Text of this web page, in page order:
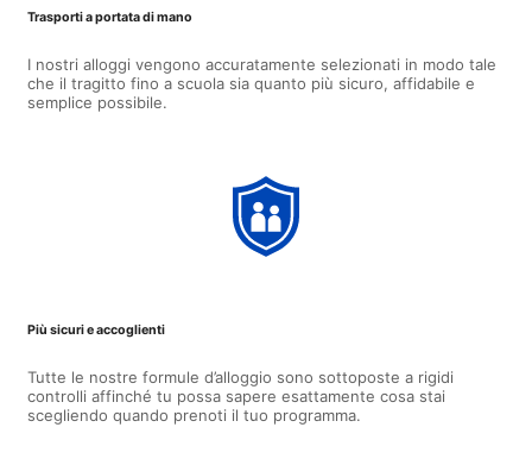
Trasporti a portata di mano
I nostri alloggi vengono accuratamente selezionati in modo tale
che il tragitto fino a scuola sia quanto più sicuro, affidabile e
semplice possibile.
Più sicuri e accoglienti
Tutte le nostre formule d’alloggio sono sottoposte a rigidi
controlli affinché tu possa sapere esattamente cosa stai
scegliendo quando prenoti il tuo programma.